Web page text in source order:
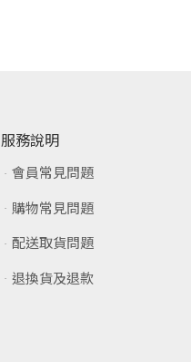
服務說明
會員常見問題
購物常見問題
配送取貨問題
退換貨及退款